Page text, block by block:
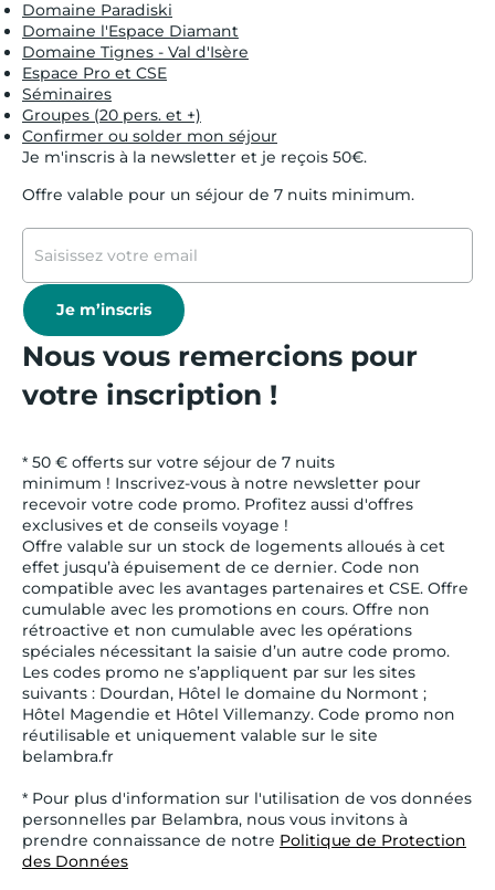
Domaine Paradiski
Domaine l'Espace Diamant
Domaine Tignes - Val d'Isère
Espace Pro et CSE
Séminaires
Groupes (20 pers. et +)
Confirmer ou solder mon séjour
Je m'inscris à la newsletter et je reçois 50€.
Offre valable pour un séjour de 7 nuits minimum.
Je m’inscris
Nous vous remercions pour
votre inscription !
* 50 € offerts sur votre séjour de 7 nuits
minimum ! Inscrivez-vous à notre newsletter pour
recevoir votre code promo. Profitez aussi d'offres
exclusives et de conseils voyage !
Offre valable sur un stock de logements alloués à cet
effet jusqu’à épuisement de ce dernier. Code non
compatible avec les avantages partenaires et CSE. Offre
cumulable avec les promotions en cours. Offre non
rétroactive et non cumulable avec les opérations
spéciales nécessitant la saisie d’un autre code promo.
Les codes promo ne s’appliquent par sur les sites
suivants : Dourdan, Hôtel le domaine du Normont ;
Hôtel Magendie et Hôtel Villemanzy. Code promo non
réutilisable et uniquement valable sur le site
belambra.fr
* Pour plus d'information sur l'utilisation de vos données
personnelles par Belambra, nous vous invitons à
prendre connaissance de notre Politique de Protection
des Données